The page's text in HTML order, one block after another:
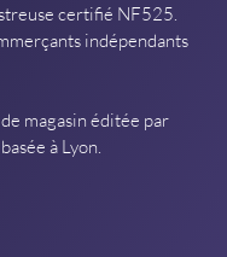
certifié NF525.
indépendants
magasin éditée par
à Lyon.